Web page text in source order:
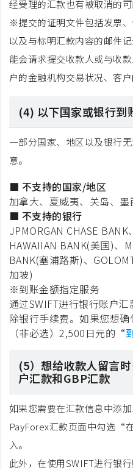
经受理的汇款也有被取消的可
※提交的证明文件包括发票
以及与标明汇款内容的邮件
能会请求提交收款人或与收
户的金融机构交易状况、客户
(4) 以下国家或银行到
一部分国家、地区以及银行
意。
■ 不支持的国家/地区
加拿大、夏威夷、关岛、
■ 不支持的银行
JPMORGAN CHASE
HAWAIIAN BANK(美国)、
BANK(塞浦路斯)、
加坡)
※到账金额指定服务
通过SWIFT进行银行账户
除银行手续费。如果您想
（非必选）2,500日元的“
(5）想给收款人留言
户汇款和GBP汇款
如果您需要在汇款信息中添
PayForex汇款页面中勾选“
入。
此外，在使用SWIFT进行银